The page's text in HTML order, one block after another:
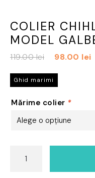
COLIER
MODEL
119.00lei
Prețul
a
119.00 lei.
98.00 lei
Prețul
este:
Ghid marimi
Mărime colier *
Colier